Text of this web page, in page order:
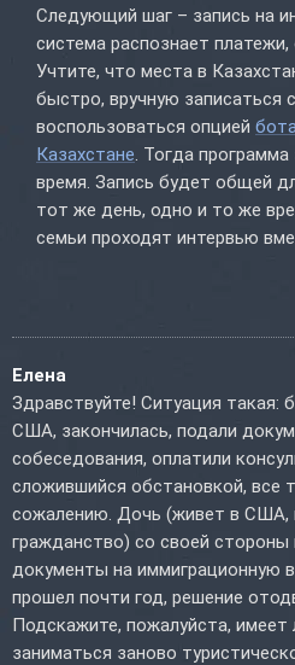
Следующий шаг – запись на
система распознает
Учтите, что места в
быстро, вручную
воспользоваться опцией
Казахстане. Тогда
время. Запись будет общей
тот же день, одно и то же
семьи проходят интервью
Елена
Здравствуйте! Ситуация такая:
США, закончилась, подали
собеседования, оплатили
сложившийся обстановкой, все
сожалению. Дочь (живет в США,
гражданство) со своей
документы на иммиграционную
прошел почти год, решение
Подскажите, пожалуйста, имеет
заниматься заново